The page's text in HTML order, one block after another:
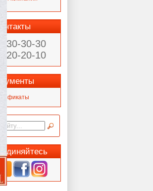
Контакты
930-30-30
20-20-10